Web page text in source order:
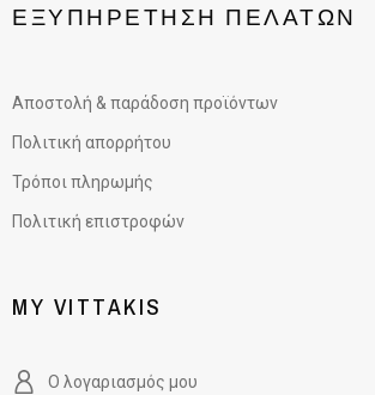
ΕΞΥΠΗΡΈΤΗΣΗ ΠΕΛΑΤΏΝ
Αποστολή & παράδοση προϊόντων
Πολιτική απορρήτου
Τρόποι πληρωμής
Πολιτική επιστροφών
MY VITTAKIS
Ο λογαριασμός μου